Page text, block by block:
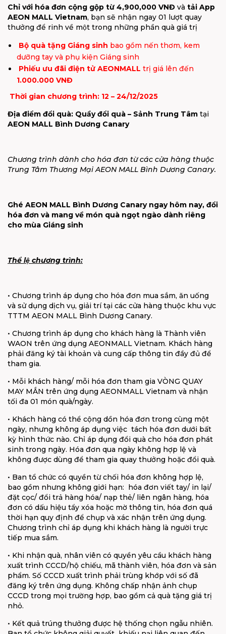
Chỉ với hóa đơn cộng gộp từ 4,900,000 VNĐ và tải App
AEON MALL Vietnam, bạn sẽ nhận ngay 01 lượt quay
thưởng để rinh về một trong những phần quà giá trị
Bộ quà tặng Giáng sinh bao gồm nến thơm, kem
dưỡng tay và phụ kiện Giáng sinh
Phiếu ưu đãi điện tử AEONMALL trị giá lên đến
1.000.000 VNĐ
Thời gian chương trình: 12 – 24/12/2025
Địa điểm đổi quà: Quầy đổi quà – Sảnh Trung Tâm tại
AEON MALL Bình Dương Canary
Chương trình dành cho hóa đơn từ các cửa hàng thuộc
Trung Tâm Thương Mại AEON MALL Bình Dương Canary.
Ghé AEON MALL Bình Dương Canary ngay hôm nay, đổi
hóa đơn và mang về món quà ngọt ngào dành riêng
cho mùa Giáng sinh
Thể lệ chương trình:
• Chương trình áp dụng cho hóa đơn mua sắm, ăn uống
và sử dụng dịch vụ, giải trí tại các cửa hàng thuộc khu vực
TTTM AEON MALL Bình Dương Canary.
• Chương trình áp dụng cho khách hàng là Thành viên
WAON trên ứng dụng AEONMALL Vietnam. Khách hàng
phải đăng ký tài khoản và cung cấp thông tin đầy đủ để
tham gia.
• Mỗi khách hàng/ mỗi hóa đơn tham gia VÒNG QUAY
MAY MẮN trên ứng dụng AEONMALL Vietnam và nhận
tối đa 01 món quà/ngày.
• Khách hàng có thể cộng dồn hóa đơn trong cùng một
ngày, nhưng không áp dụng việc tách hóa đơn dưới bất
kỳ hình thức nào. Chỉ áp dụng đổi quà cho hóa đơn phát
sinh trong ngày. Hóa đơn qua ngày không hợp lệ và
không được dùng để tham gia quay thưởng hoặc đổi quà.
• Ban tổ chức có quyền từ chối hóa đơn không hợp lệ,
bao gồm nhưng không giới hạn: hóa đơn viết tay/ in lại/
đặt cọc/ đổi trả hàng hóa/ nạp thẻ/ liên ngân hàng, hóa
đơn có dấu hiệu tẩy xóa hoặc mờ thông tin, hóa đơn quá
thời hạn quy định để chụp và xác nhận trên ứng dụng.
Chương trình chỉ áp dụng khi khách hàng là người trực
tiếp mua sắm.
• Khi nhận quà, nhân viên có quyền yêu cầu khách hàng
xuất trình CCCD/hộ chiếu, mã thành viên, hóa đơn và sản
phẩm. Số CCCD xuất trình phải trùng khớp với số đã
đăng ký trên ứng dụng. Không chấp nhận ảnh chụp
CCCD trong mọi trường hợp, bao gồm cả quà tặng giá trị
nhỏ.
• Kết quả trúng thưởng được hệ thống chọn ngẫu nhiên.